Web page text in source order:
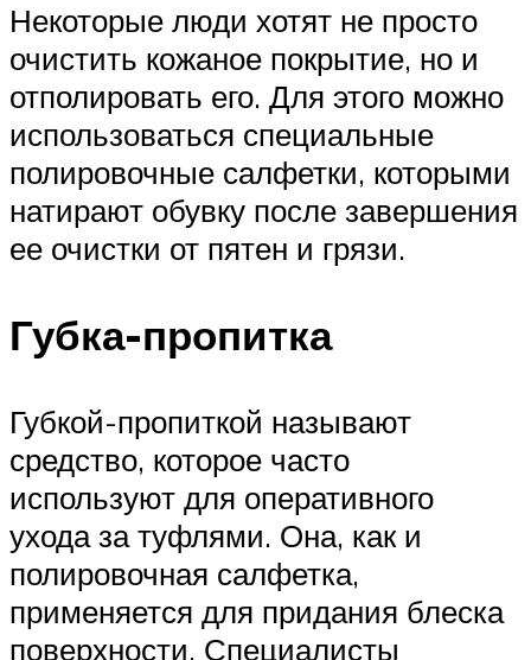
Некоторые люди хотят не просто
очистить кожаное покрытие, но и
отполировать его. Для этого можно
использоваться специальные
полировочные салфетки, которыми
натирают обувку после завершения
ее очистки от пятен и грязи.
Губка-пропитка
Губкой-пропиткой называют
средство, которое часто
используют для оперативного
ухода за туфлями. Она, как и
полировочная салфетка,
применяется для придания блеска
поверхности. Специалисты